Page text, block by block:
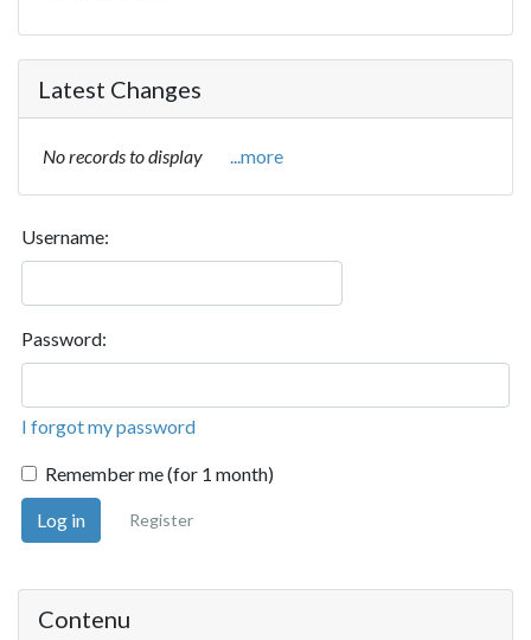
Latest Changes
No records to display ...more
Username:
Password:
I forgot my password
Remember me (for 1 month)
Log in Register
Contenu